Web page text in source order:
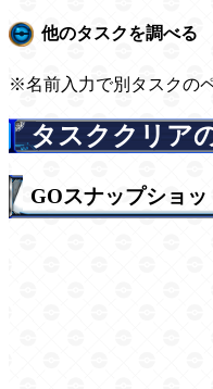
他のタスクを調べる
※名前入力で別タスクの
タスククリア
GOスナップショ